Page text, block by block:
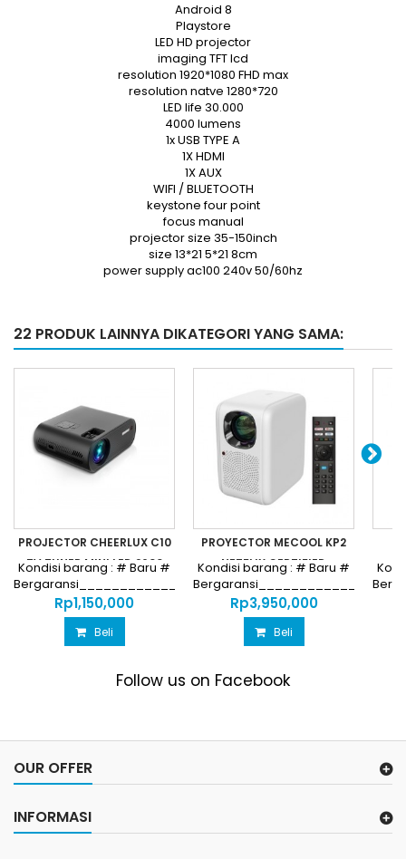
Android 8
Playstore
LED HD projector
imaging TFT lcd
resolution 1920*1080 FHD max
resolution natve 1280*720
LED life 30.000
4000 lumens
1x USB TYPE A
1X HDMI
1X AUX
WIFI / BLUETOOTH
keystone four point
focus manual
projector size 35-150inch
size 13*21 5*21 8cm
power supply ac100 240v 50/60hz
22 PRODUK LAINNYA DIKATEGORI YANG SAMA:
PROJECTOR CHEERLUX C10
TV TUNER MINI LED 2600
Kondisi barang : # Baru #
Bergaransi________________________________
Harga...
Rp‎1,150,000
Beli
PROYECTOR MECOOL KP2
NETFLIX CERTIFIED
Kondisi barang : # Baru #
Harga...
Rp‎3,950,000
Beli
Follow us on Facebook
OUR OFFER
INFORMASI